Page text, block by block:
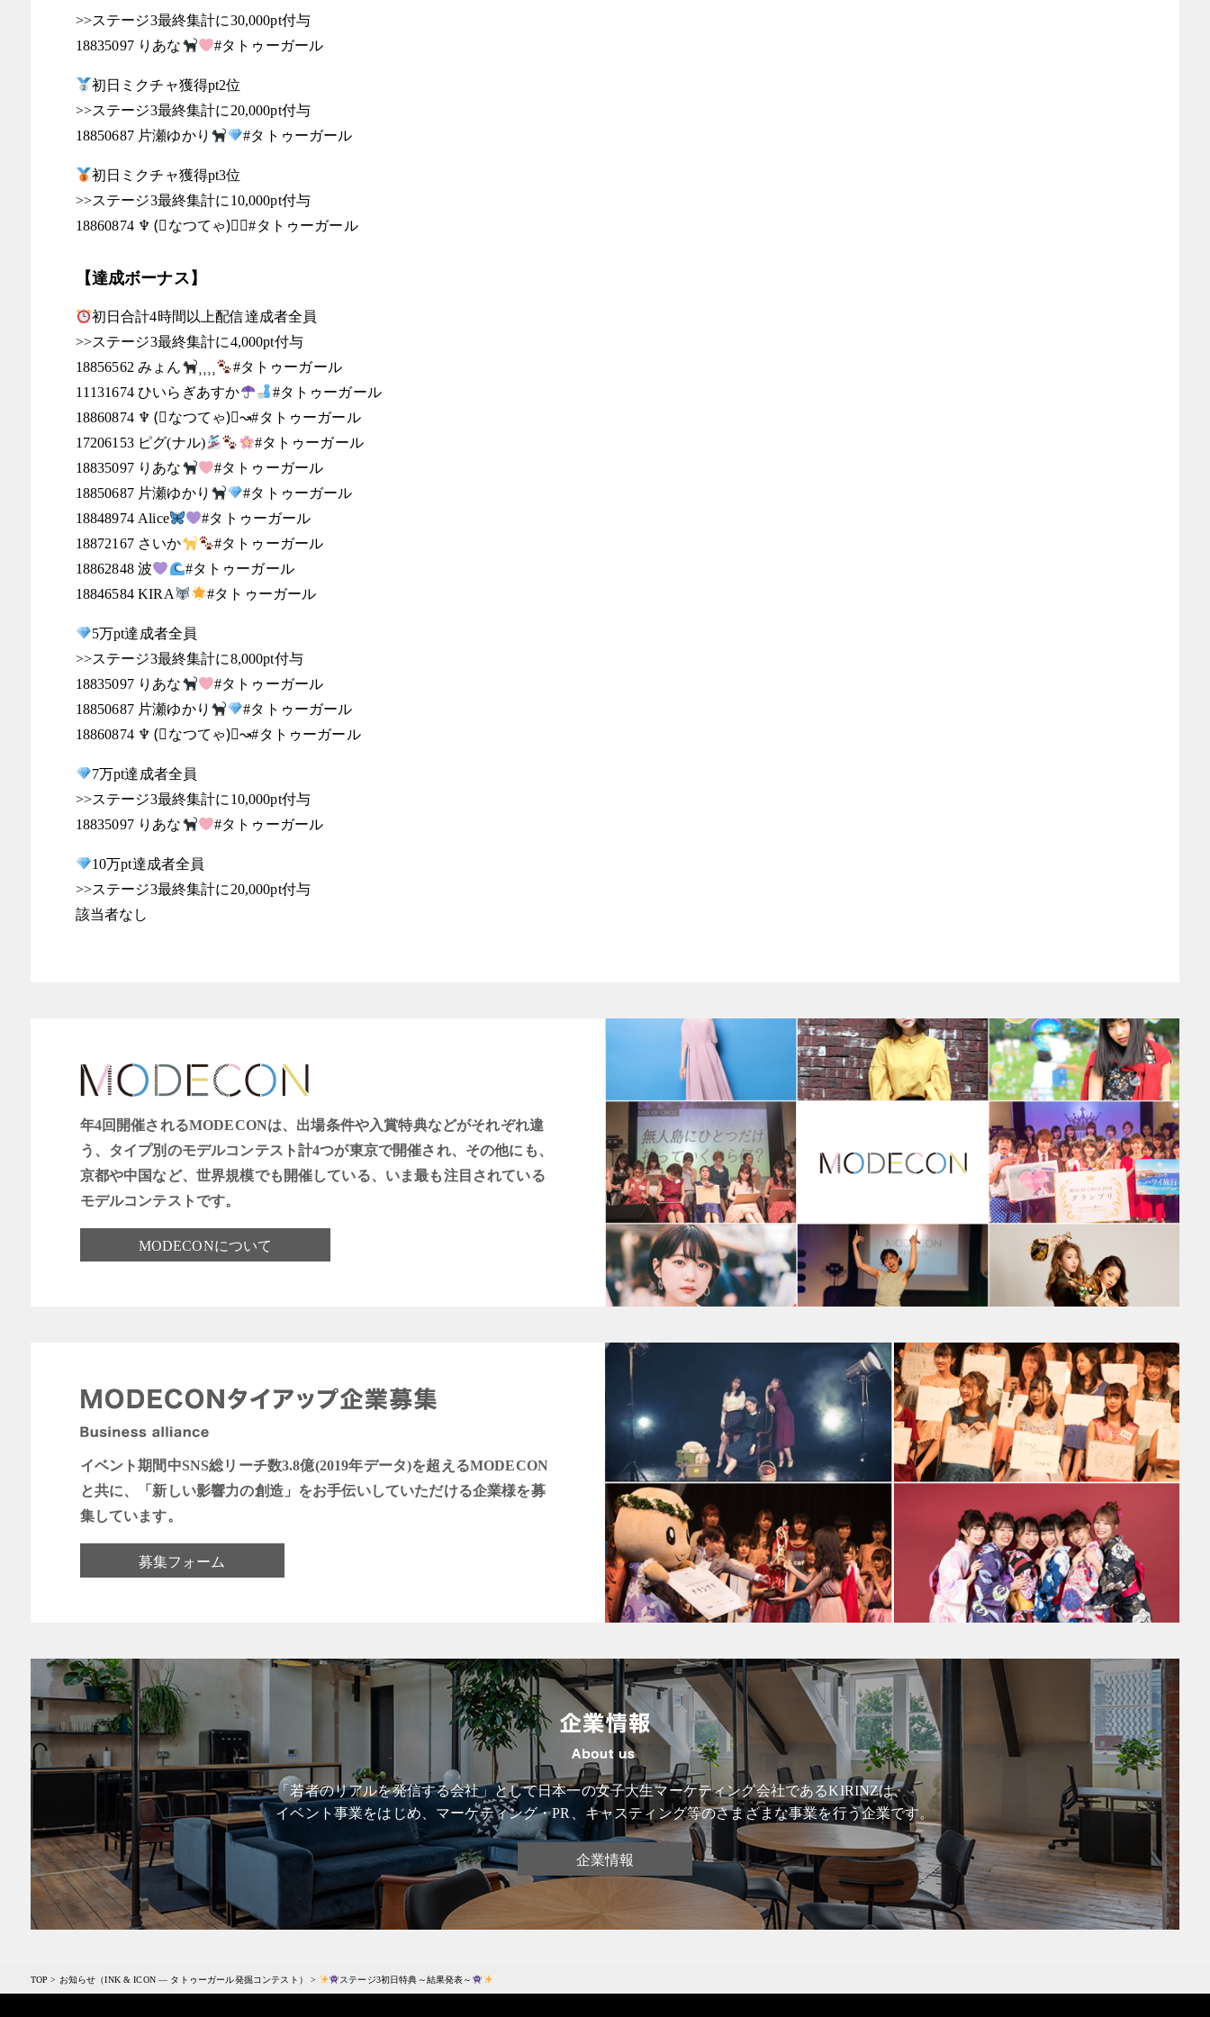
>>ステージ3最終集計に30,000pt付与
18835097 りあな
#タトゥーガール
初日ミクチャ獲得pt2位
>>ステージ3最終集計に20,000pt付与
18850687 片瀬ゆかり
#タトゥーガール
初日ミクチャ獲得pt3位
>>ステージ3最終集計に10,000pt付与
18860874 ♆ (⃔なつてゃ)⃕↝#タトゥーガール
【達成ボーナス】
初日合計4時間以上配信達成者全員
>>ステージ3最終集計に4,000pt付与
18856562 みょん
#タトゥーガール
11131674 ひいらぎあすか
#タトゥーガール
18860874 ♆ (⃔なつてゃ)⃕↝#タトゥーガール
17206153 ピグ(ナル)
#タトゥーガール
18835097 りあな
#タトゥーガール
18850687 片瀬ゆかり
#タトゥーガール
18848974 Alice
#タトゥーガール
18872167 さいか
#タトゥーガール
18862848 波
#タトゥーガール
18846584 KIRA
#タトゥーガール
5万pt達成者全員
>>ステージ3最終集計に8,000pt付与
18835097 りあな
#タトゥーガール
18850687 片瀬ゆかり
#タトゥーガール
18860874 ♆ (⃔なつてゃ)⃕↝#タトゥーガール
7万pt達成者全員
>>ステージ3最終集計に10,000pt付与
18835097 りあな
#タトゥーガール
10万pt達成者全員
>>ステージ3最終集計に20,000pt付与
該当者なし
年4回開催されるMODECONは、出場条件や入賞特典などがそれぞれ違
う、タイプ別のモデルコンテスト計4つが東京で開催され、その他にも、
京都や中国など、世界規模でも開催している、いま最も注目されている
モデルコンテストです。
MODECONについて
イベント期間中SNS総リーチ数3.8億(2019年データ)を超えるMODECON
と共に、「新しい影響力の創造」をお手伝いしていただける企業様を募
集しています。
募集フォーム
「若者のリアルを発信する会社」として日本一の女子大生マーケティング会社であるKIRINZは、
イベント事業をはじめ、マーケティング・PR、キャスティング等のさまざまな事業を行う企業です。
企業情報
TOP > お知らせ（INK & ICON ― タトゥーガール発掘コンテスト） > ステージ3初日特典～結果発表～